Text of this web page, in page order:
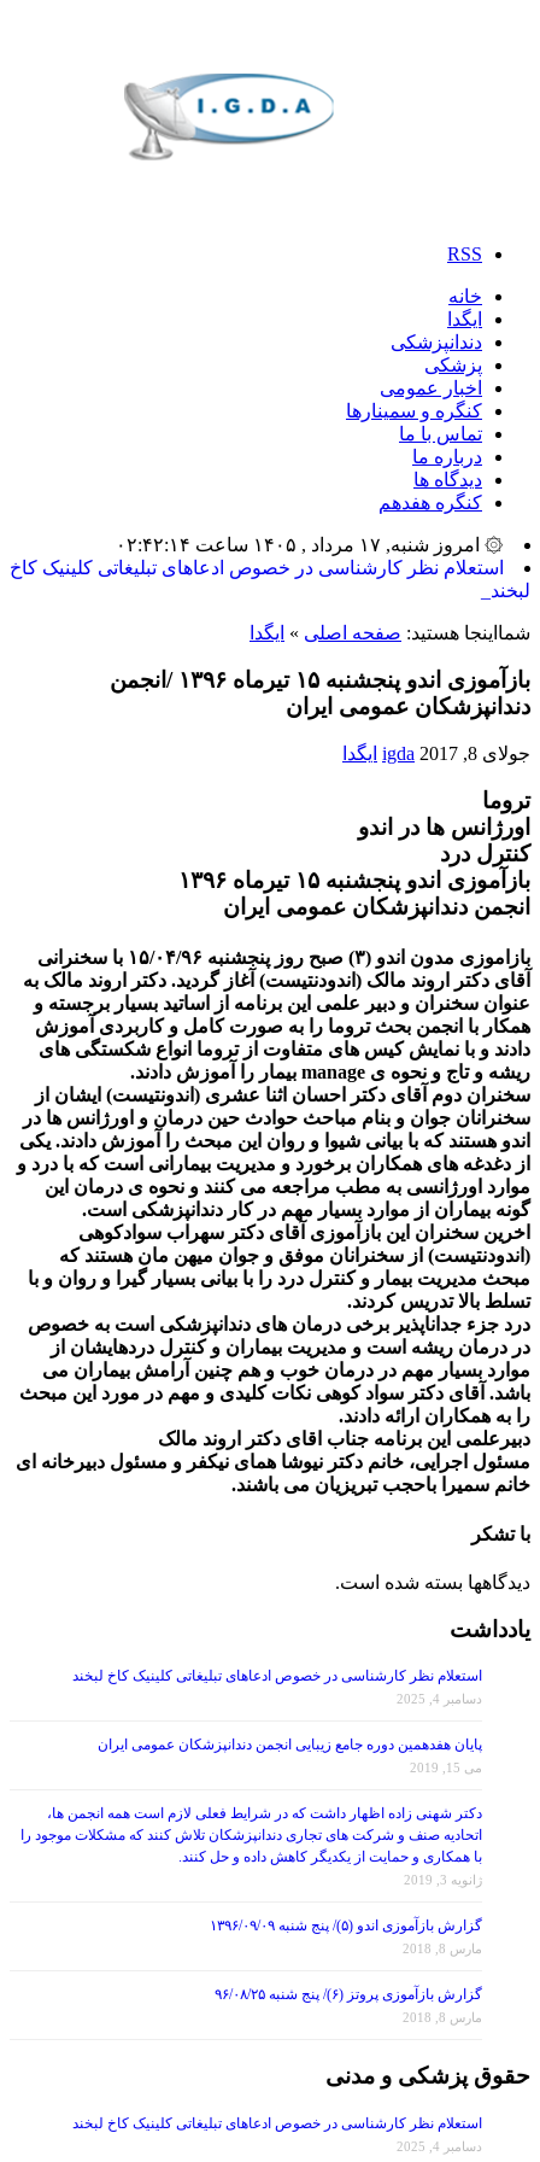
RSS
خانه
ایگدا
دندانپزشکی
پزشکی
اخبار عمومی
کنگره و سمینارها
تماس با ما
درباره ما
دیدگاه ها
کنگره هفدهم
۞ امروز شنبه, ۱۷ مرداد , ۱۴۰۵ ساعت ۰۲:۴۲:۱۴
ب_
دندانپزشکان عمومی ایران
اورژانس ها در اندو
کنترل درد
بازآموزی اندو پنجشنبه ۱۵ تیرماه ۱۳۹۶
انجمن دندانپزشکان عمومی ایران
آقای دکتر اروند مالک (اندودنتیست) آغاز گردید. دکتر اروند مالک به
عنوان سخنران و دبیر علمی این برنامه از اساتید بسیار برجسته و
همکار با انجمن بحث تروما را به صورت کامل و کاربردی آموزش
دادند و با نمایش کیس های متفاوت از تروما انواع شکستگی های
ریشه و تاج و نحوه ی manage بیمار را آموزش دادند.
سخنران دوم آقای دکتر احسان اثنا عشری (اندونتیست) ایشان از
سخنرانان جوان و بنام مباحث حوادث حین درمان و اورژانس ها در
اندو هستند که با بیانی شیوا و روان این مبحث را آموزش دادند. یکی
از دغدغه های همکاران برخورد و مدیریت بیمارانی است که با درد و
موارد اورژانسی به مطب مراجعه می کنند و نحوه ی درمان این
گونه بیماران از موارد بسیار مهم در کار دندانپزشکی است.
اخرین سخنران این بازآموزی آقای دکتر سهراب سوادکوهی
(اندودنتیست) از سخنرانان موفق و جوان میهن مان هستند که
مبحث مدیریت بیمار و کنترل درد را با بیانی بسیار گیرا و روان و با
تسلط بالا تدریس کردند.
درد جزء جداناپذیر برخی درمان های دندانپزشکی است به خصوص
در درمان ریشه است و مدیریت بیماران و کنترل دردهایشان از
موارد بسیار مهم در درمان خوب و هم چنین آرامش بیماران می
باشد. آقای دکتر سواد کوهی نکات کلیدی و مهم در مورد این مبحث
را به همکاران ارائه دادند.
دبیرعلمی این برنامه جناب اقای دکتر اروند مالک
مسئول اجرایی، خانم دکتر نیوشا همای نیکفر و مسئول دبیرخانه ای
خانم سمیرا باحجب تبریزیان می باشند.
دسامبر 4, 2025
می 15, 2019
اتحادیه صنف و شرکت های تجاری دندانپزشکان تلاش کنند که مشکلات موجود را
با همکاری و حمایت از یکدیگر کاهش داده و حل کنند.
ژانویه 3, 2019
مارس 8, 2018
مارس 8, 2018
دسامبر 4, 2025